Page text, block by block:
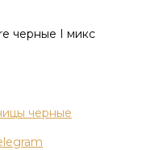
черные I микс
черные